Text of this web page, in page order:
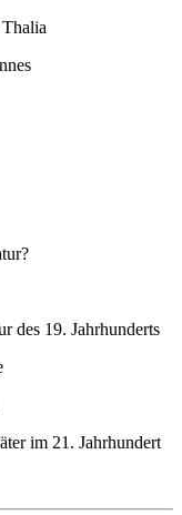
des 19. Jahrhunderts
im 21. Jahrhundert